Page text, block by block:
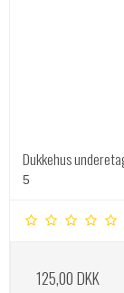
Dukkehus
5
125,00 DKK